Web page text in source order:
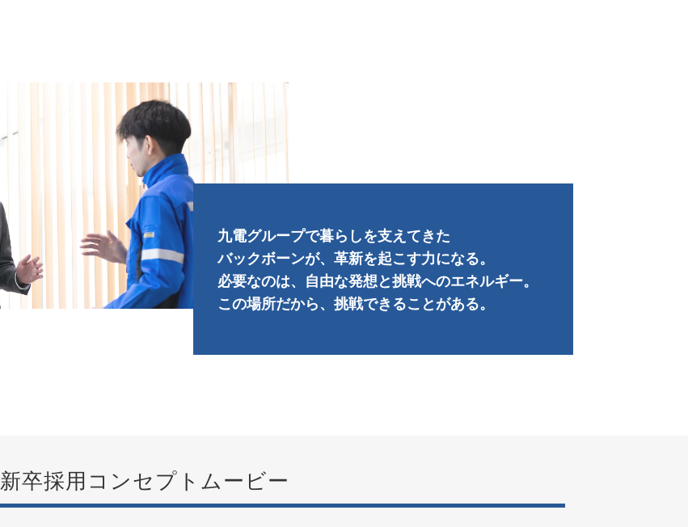
九電グループで暮らしを支えてきた
バックボーンが、革新を起こす力になる。
必要なのは、自由な発想と挑戦へのエネルギー。
この場所だから、挑戦できることがある。
新卒採用コンセプトムービー